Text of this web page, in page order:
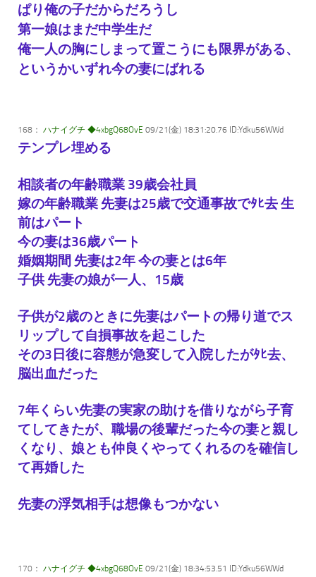
ぱり俺の子だからだろうし
第一娘はまだ中学生だ
俺一人の胸にしまって置こうにも限界がある、
というかいずれ今の妻にばれる
168： ハナイグチ ◆4xbgQ68OvE 09/21(金) 18:31:20.76 ID:Ydku56WWd
テンプレ埋める
相談者の年齢職業 39歳会社員
嫁の年齢職業 先妻は25歳で交通事故でﾀﾋ去 生
前はパート
今の妻は36歳パート
婚姻期間 先妻は2年 今の妻とは6年
子供 先妻の娘が一人、15歳
子供が2歳のときに先妻はパートの帰り道でス
リップして自損事故を起こした
その3日後に容態が急変して入院したがﾀﾋ去、
脳出血だった
7年くらい先妻の実家の助けを借りながら子育
てしてきたが、職場の後輩だった今の妻と親し
くなり、娘とも仲良くやってくれるのを確信し
て再婚した
先妻の浮気相手は想像もつかない
170： ハナイグチ ◆4xbgQ68OvE 09/21(金) 18:34:53.51 ID:Ydku56WWd